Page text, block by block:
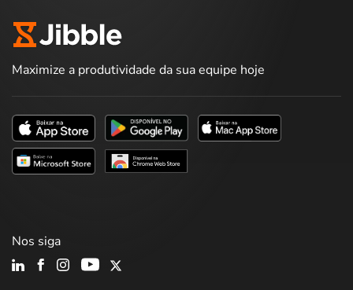
Maximize a produtividade da sua equipe hoje
Nos siga